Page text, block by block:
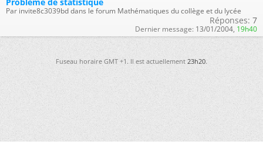
Par invite8c3039bd dans le forum Mathématiques du collège et du lycée
Réponses: 7
Dernier message: 13/01/2004, 19h40
Fuseau horaire GMT +1. Il est actuellement23h20.